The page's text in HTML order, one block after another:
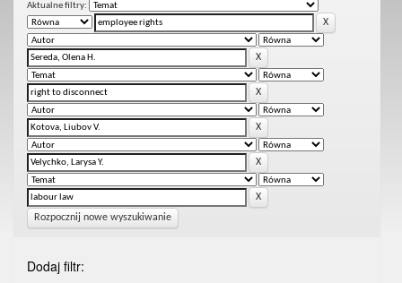
Aktualne filtry:
Rozpocznij nowe wyszukiwanie
Dodaj filtr: